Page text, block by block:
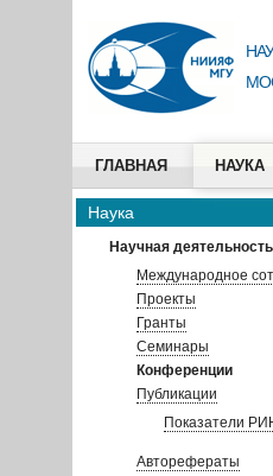
ГЛАВНАЯ НАУКА
Наука
Научная деятельность
Международное
Проекты
Гранты
Семинары
Конференции
Публикации
Показатели
Авторефераты